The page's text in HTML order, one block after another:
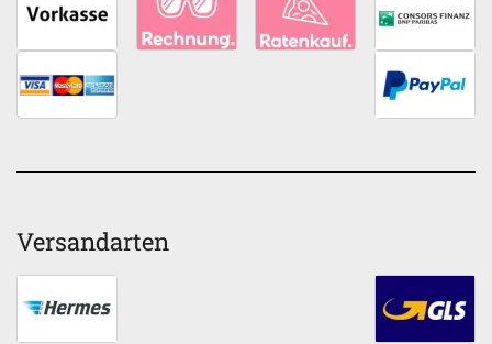
Versandarten